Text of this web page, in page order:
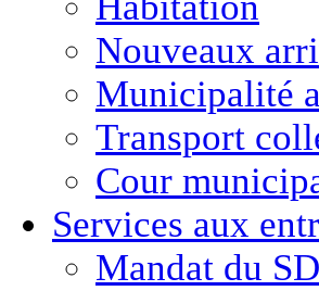
Nouveaux
Municipalité
Transport
Cour
Services aux
Mandat du